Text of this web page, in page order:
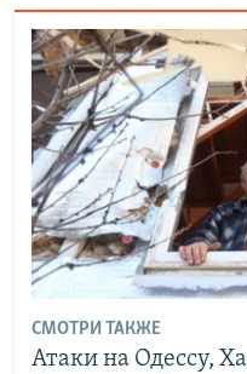
СМОТРИ ТАКЖЕ
Атаки на Одессу,